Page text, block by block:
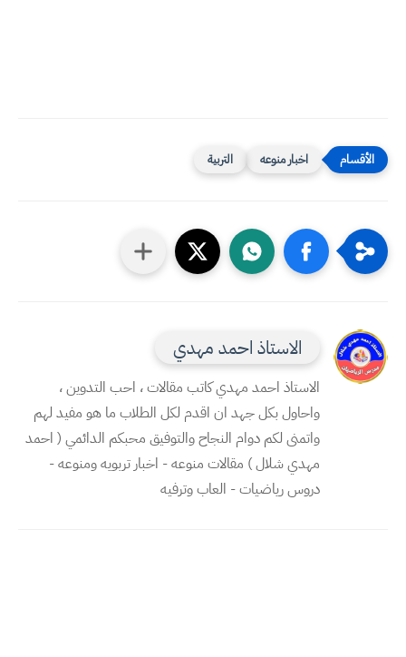
اخبار منوعه التربية
الاستاذ احمد مهدي
الاستاذ احمد مهدي كاتب مقالات ، احب التدوين ،
واحاول بكل جهد ان اقدم لكل الطلاب ما هو مفيد لهم
واتمنى لكم دوام النجاح والتوفيق محبكم الدائمي ( احمد
مهدي شلال ) مقالات منوعه - اخبار تربويه ومنوعه -
دروس رياضيات - العاب وترفيه